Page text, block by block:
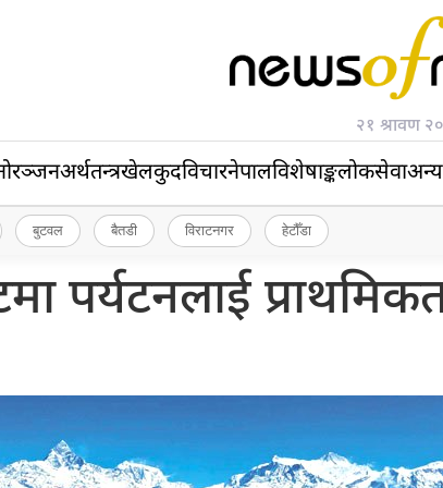
२१ श्रावण
अर्थतन्त्रखेलकुदविचारनेपालविशेषाङ्कलोकसेवाअन्य
बुटवल बैतडी विराटनगर हेटौँडा
पर्यटनलाई